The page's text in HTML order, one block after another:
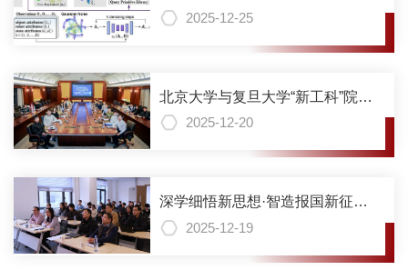
国萌助理教授课题组在多机器人
2025-12-25
北京大学与复旦大学“新工科”院系
举行学习贯彻党的二十届四中全
2025-12-20
深学细悟新思想·智造报国新征程
——先进制造与机器人学院党委
2025-12-19